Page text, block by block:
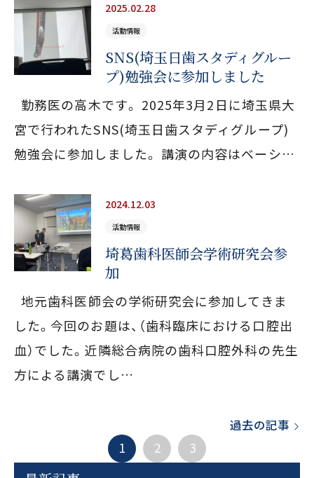
2025.02.28
活動情報
SNS(埼玉日歯スタディグルー
プ)勉強会に参加しました
勤務医の高木です。 2025年3月2日に埼玉県大
宮で行われたSNS(埼玉日歯スタディグループ)
勉強会に参加しました。 講演の内容はベーシ…
2024.12.03
活動情報
埼葛歯科医師会学術研究会参
加
地元歯科医師会の学術研究会に参加してきま
した。今回のお題は、（歯科臨床における口腔出
血）でした。近隣総合病院の歯科口腔外科の先生
方による講演でし…
1 2 3
過去の記事
LINE予約では、以下 医院コードが
必要となりますので必ずお控えください。